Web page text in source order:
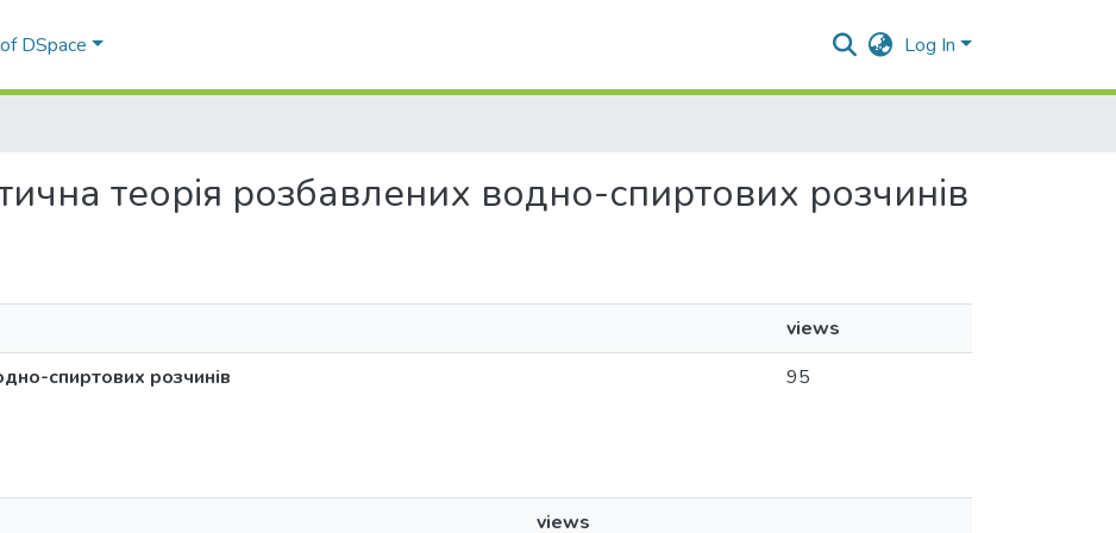
DSpace Log In
теорія розбавлених водно-спиртових розчинів
views
спиртових розчинів
95
views